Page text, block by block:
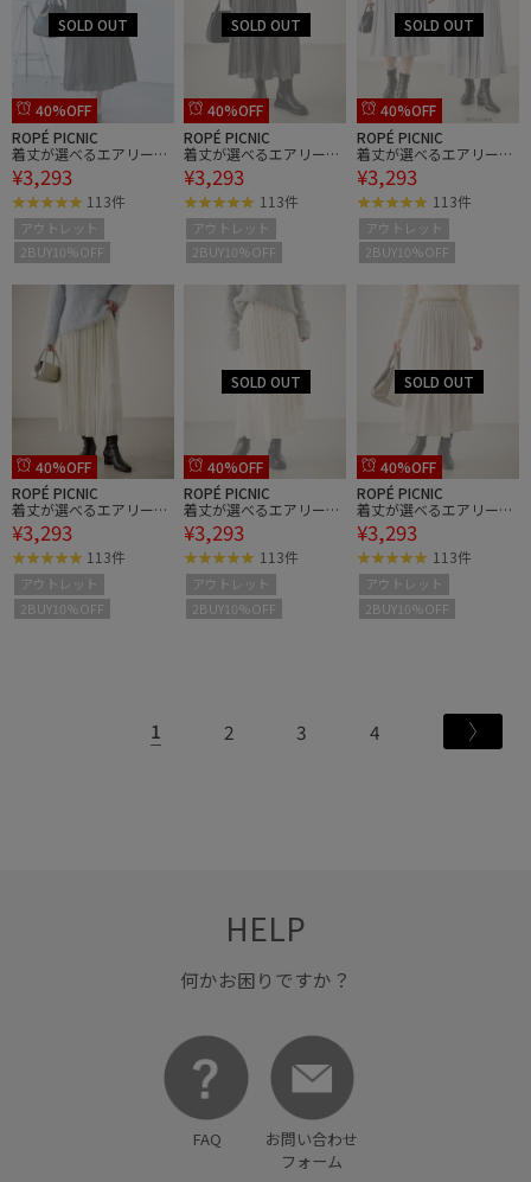
40%OFF
ROPÉ PICNIC
着丈が選べるエアリープ
リーツスカート
¥3,293
113件
アウトレット
2BUY10%OFF
40%OFF
ROPÉ PICNIC
着丈が選べるエアリープ
リーツスカート
¥3,293
113件
アウトレット
2BUY10%OFF
40%OFF
ROPÉ PICNIC
着丈が選べるエアリープ
リーツスカート
¥3,293
113件
アウトレット
2BUY10%OFF
40%OFF
ROPÉ PICNIC
着丈が選べるエアリープ
リーツスカート
¥3,293
113件
アウトレット
2BUY10%OFF
40%OFF
ROPÉ PICNIC
着丈が選べるエアリープ
リーツスカート
¥3,293
113件
アウトレット
2BUY10%OFF
40%OFF
ROPÉ PICNIC
着丈が選べるエアリープ
リーツスカート
¥3,293
113件
アウトレット
2BUY10%OFF
1 2 3 4
HELP
何かお困りですか？
FAQ
お問い合わせ
フォーム